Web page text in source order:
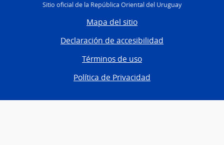
Sitio oficial de la República Oriental del Uruguay
Mapa del sitio
Declaración de accesibilidad
Términos de uso
Política de Privacidad